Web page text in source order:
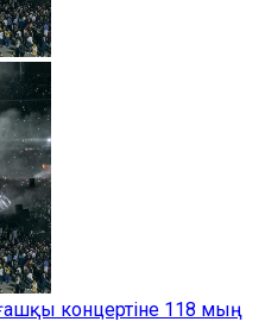
концертіне 118 мың